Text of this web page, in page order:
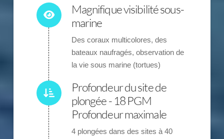
Magnifique visibilité sous-
marine
Des coraux multicolores, des
bateaux naufragés, observation de
la vie sous marine (tortues)
Profondeur du site de
plongée - 18 PGM
Profondeur maximale
4 plongées dans des sites à 40